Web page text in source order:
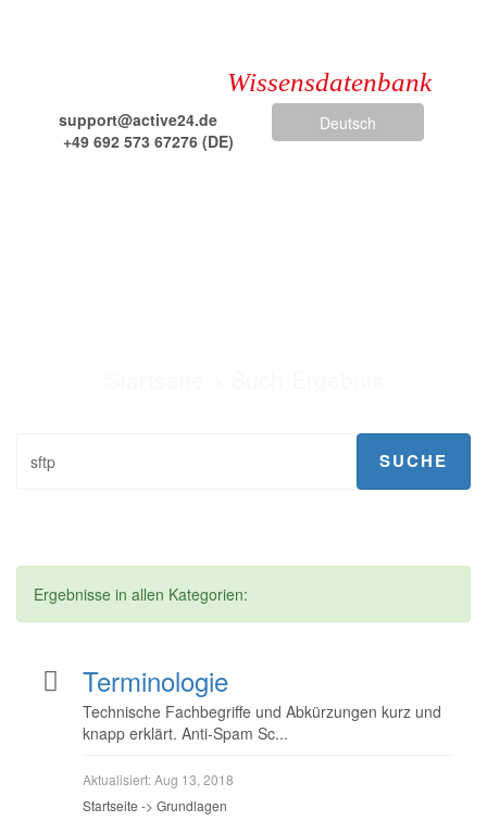
support@active24.de
+49 692 573 67276 (DE)
Wissensdatenbank
Deutsch
Ergebnisse in allen Kategorien:
Terminologie
Technische Fachbegriffe und Abkürzungen kurz und
knapp erklärt. Anti-Spam Sc...
Aktualisiert:Aug 13, 2018
Startseite -> Grundlagen